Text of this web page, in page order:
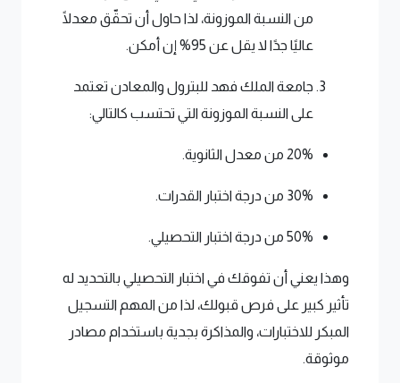
من النسبة الموزونة، لذا حاول أن تحقّق معدلًا
عاليًا جدًا لا يقل عن 95% إن أمكن.
جامعة الملك فهد للبترول والمعادن تعتمد
على النسبة الموزونة التي تحتسب كالتالي:
20% من معدل الثانوية.
30% من درجة اختبار القدرات.
50% من درجة اختبار التحصيلي.
وهذا يعني أن تفوقك في اختبار التحصيلي بالتحديد له
تأثير كبير على فرص قبولك، لذا من المهم التسجيل
المبكر للاختبارات، والمذاكرة بجدية باستخدام مصادر
موثوقة.